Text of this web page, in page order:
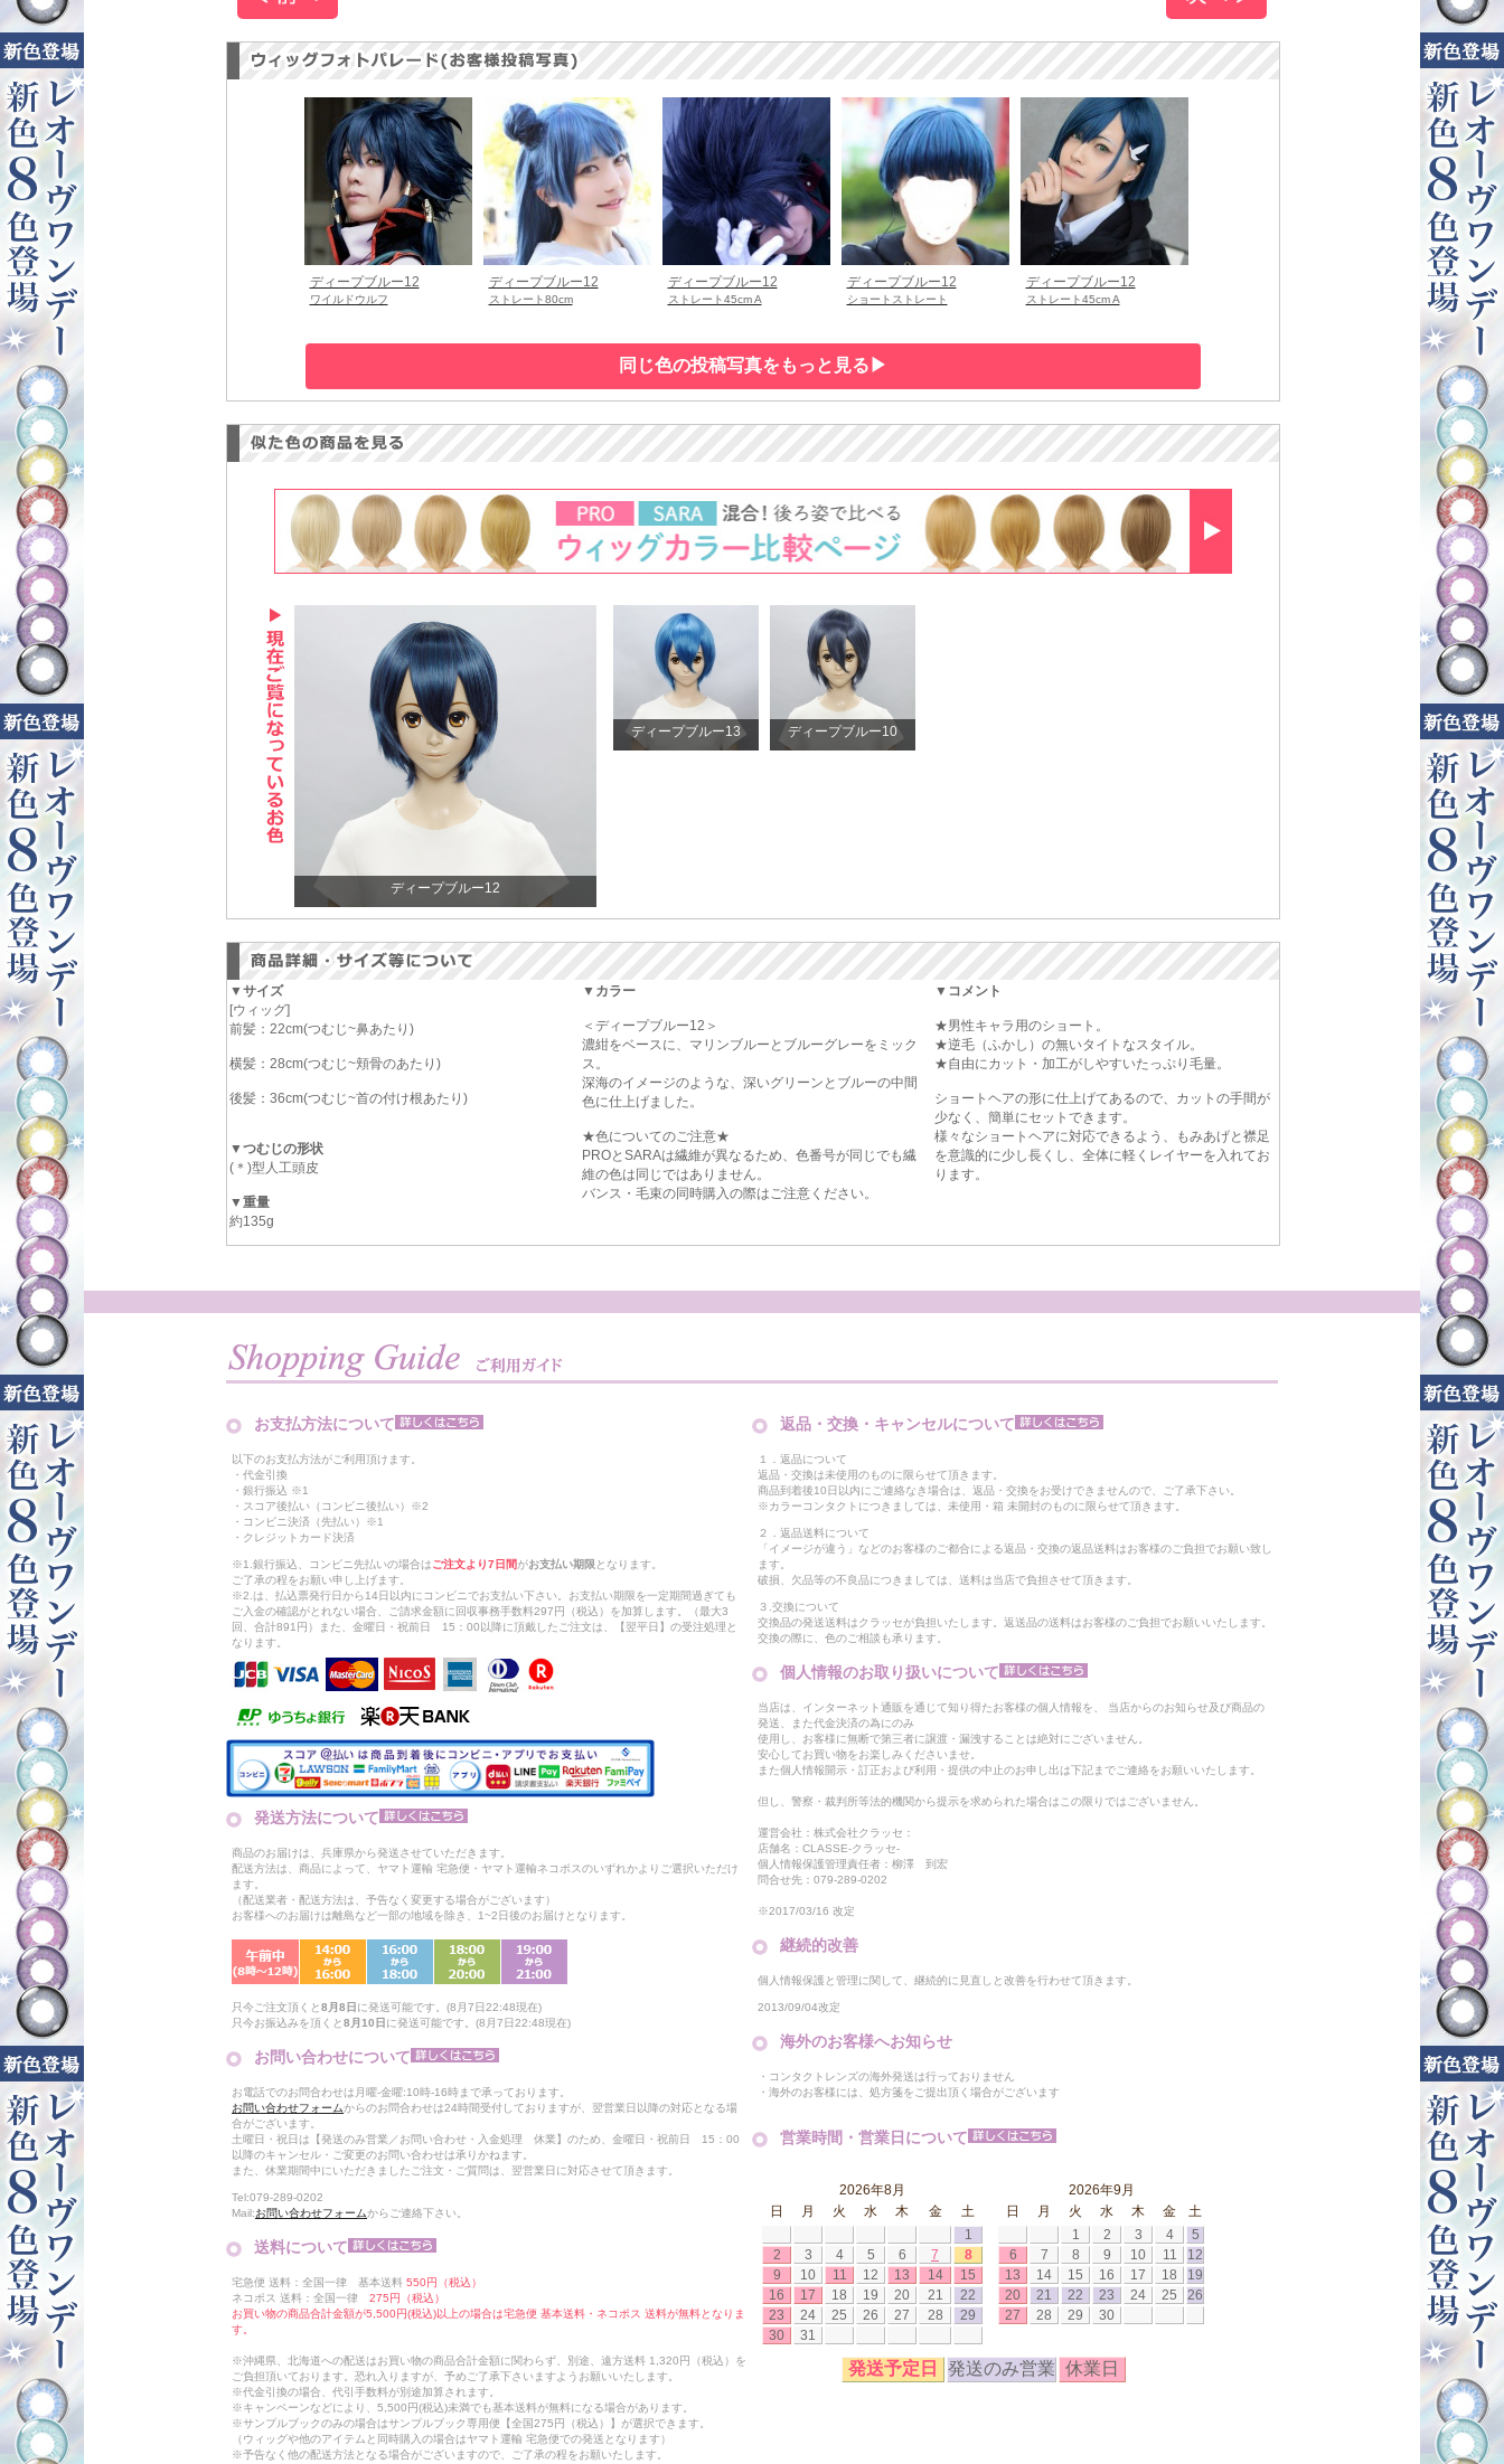
ディープブルー12
ワイルドウルフ
ディープブルー12
ストレート80cm
ディープブルー12
ストレート45cm A
ディープブルー12
ショートストレート
ディープブルー12
ストレート45cm A
ディープブルー12
ディープブルー13 ディープブルー10
▼サイズ
[ウィッグ]
前髪：22cm(つむじ~鼻あたり)
横髪：28cm(つむじ~頬骨のあたり)
後髪：36cm(つむじ~首の付け根あたり)
▼つむじの形状
(＊)型人工頭皮
▼重量
約135g
▼カラー
＜ディープブルー12＞
濃紺をベースに、マリンブルーとブルーグレーをミック
ス。
深海のイメージのような、深いグリーンとブルーの中間
色に仕上げました。
★色についてのご注意★
PROとSARAは繊維が異なるため、色番号が同じでも繊
維の色は同じではありません。
バンス・毛束の同時購入の際はご注意ください。
▼コメント
★男性キャラ用のショート。
★逆毛（ふかし）の無いタイトなスタイル。
★自由にカット・加工がしやすいたっぷり毛量。
ショートヘアの形に仕上げてあるので、カットの手間が
少なく、簡単にセットできます。
様々なショートヘアに対応できるよう、もみあげと襟足
を意識的に少し長くし、全体に軽くレイヤーを入れてお
ります。
お支払方法について
以下のお支払方法がご利用頂けます。
・代金引換
・銀行振込 ※1
・スコア後払い（コンビニ後払い）※2
・コンビニ決済（先払い）※1
・クレジットカード決済
※1.銀行振込、コンビニ先払いの場合はご注文より7日間がお支払い期限 となります。
ご了承の程をお願い申し上げます。
※2.は、払込票発行日から14日以内にコンビニでお支払い下さい。お支払い期限を一定期間過ぎても
ご入金の確認がとれない場合、ご請求金額に回収事務手数料297円（税込）を加算します。（最大3
回、合計891円）また、金曜日・祝前日 15：00以降に頂戴したご注文は、【翌平日】の受注処理と
なります。
発送方法について
商品のお届けは、兵庫県から発送させていただきます。
配送方法は、商品によって、ヤマト運輸 宅急便・ヤマト運輸ネコポスのいずれかよりご選択いただけ
ます。
（配送業者・配送方法は、予告なく変更する場合がございます）
お客様へのお届けは離島など一部の地域を除き、1~2日後のお届けとなります。
只今ご注文頂くと8月8日 に発送可能です。(8月7日22:48現在)
只今お振込みを頂くと8月10日 に発送可能です。(8月7日22:48現在)
お問い合わせについて
お電話でのお問合わせは月曜-金曜:10時-16時まで承っております。
お問い合わせフォームからのお問合わせは24時間受付しておりますが、翌営業日以降の対応となる場
合がございます。
土曜日・祝日は【発送のみ営業／お問い合わせ・入金処理 休業】のため、金曜日・祝前日 15：00
以降のキャンセル・ご変更のお問い合わせは承りかねます。
また、休業期間中にいただきましたご注文・ご質問は、翌営業日に対応させて頂きます。
Tel:079-289-0202
Mail:お問い合わせフォームからご連絡下さい。
送料について
宅急便 送料：全国一律 基本送料 550円（税込）
ネコポス 送料：全国一律 275円（税込）
お買い物の商品合計金額が5,500円(税込)以上の場合は宅急便 基本送料・ネコポス 送料が無料となりま
す。
※沖縄県、北海道への配送はお買い物の商品合計金額に関わらず、別途、遠方送料 1,320円（税込）を
ご負担頂いております。恐れ入りますが、予めご了承下さいますようお願いいたします。
※代金引換の場合、代引手数料が別途加算されます。
※キャンペーンなどにより、5,500円(税込)未満でも基本送料が無料になる場合があります。
※サンプルブックのみの場合はサンプルブック専用便【全国275円（税込）】が選択できます。
（ウィッグや他のアイテムと同時購入の場合はヤマト運輸 宅急便での発送となります）
※予告なく他の配送方法となる場合がございますので、ご了承の程をお願いたします。
返品・交換・キャンセルについて
１．返品について
返品・交換は未使用のものに限らせて頂きます。
商品到着後10日以内にご連絡なき場合は、返品・交換をお受けできませんので、ご了承下さい。
※カラーコンタクトにつきましては、未使用・箱 未開封のものに限らせて頂きます。
２．返品送料について
「イメージが違う」などのお客様のご都合による返品・交換の返品送料はお客様のご負担でお願い致し
ます。
破損、欠品等の不良品につきましては、送料は当店で負担させて頂きます。
３.交換について
交換品の発送送料はクラッセが負担いたします。返送品の送料はお客様のご負担でお願いいたします。
交換の際に、色のご相談も承ります。
個人情報のお取り扱いについて
当店は、インターネット通販を通じて知り得たお客様の個人情報を、 当店からのお知らせ及び商品の
発送、また代金決済の為にのみ
使用し、お客様に無断で第三者に譲渡・漏洩することは絶対にございません。
安心してお買い物をお楽しみくださいませ。
また個人情報開示・訂正および利用・提供の中止のお申し出は下記までご連絡をお願いいたします。
但し、警察・裁判所等法的機関から提示を求められた場合はこの限りではございません。
運営会社：株式会社クラッセ：
店舗名：CLASSE-クラッセ-
個人情報保護管理責任者：柳澤 到宏
問合せ先：079-289-0202
※2017/03/16 改定
継続的改善
個人情報保護と管理に関して、継続的に見直しと改善を行わせて頂きます。
2013/09/04改定
海外のお客様へお知らせ
・コンタクトレンズの海外発送は行っておりません
・海外のお客様には、処方箋をご提出頂く場合がございます
営業時間・営業日について
2026年8月
日
月 火 水 木 金
土
1
2
3 4 5 6 7
8
9
10 11 12 13 14
15
16
17 18 19 20 21
22
23
24 25 26 27 28
29
30
31
2026年9月
日
月 火 水 木 金
土
1
2 3 4
5
6
7 8 9 10 11
12
13
14 15 16 17 18
19
20
21 22 23 24 25
26
27
28 29 30
発送予定日 発送のみ営業 休業日